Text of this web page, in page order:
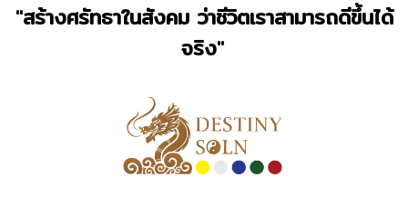
"สร้างศรัทธาในสังคม ว่าชีวิตเราสามารถดีขึ้นได้
จริง"